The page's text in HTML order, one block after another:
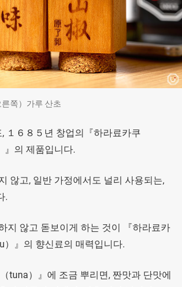
른쪽）가루 산초
１６８５년 창업의『하라료카쿠
』의 제품입니다.
않고, 일반 가정에서도 널리 사용되는,
.
지 않고 돋보이게 하는 것이 『하라료카
）』의 향신료의 매력입니다.
tuna）』에 조금 뿌리면, 짠맛과 단맛에